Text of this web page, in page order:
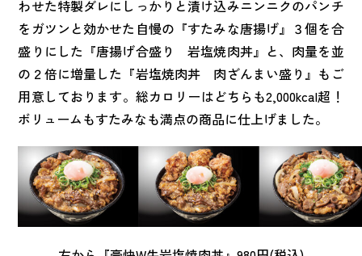
わせた特製ダレにしっかりと漬け込みニンニクのパンチ
をガツンと効かせた自慢の『すたみな唐揚げ』３個を合
盛りにした『唐揚げ合盛り 岩塩焼肉丼』と、肉量を並
の２倍に増量した『岩塩焼肉丼 肉ざんまい盛り』もご
用意しております。総カロリーはどちらも2,000kcal超！
ボリュームもすたみなも満点の商品に仕上げました。